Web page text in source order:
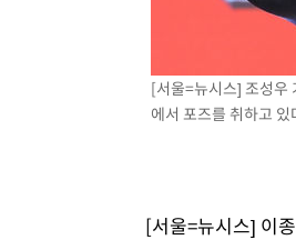
[서울=뉴시스] 조성우
에서 포즈를 취하고
[서울=뉴시스] 이